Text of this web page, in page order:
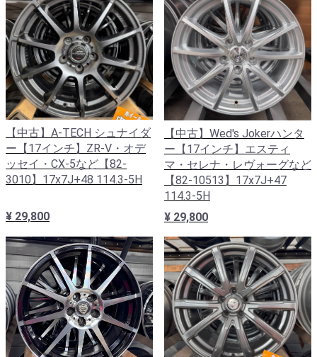
【中古】A-TECH シュナイダ
ー【17インチ】ZR-V・オデ
ッセイ・CX-5など【82-
3010】17x7J+48 114.3-5H
¥ 29,800
【中古】Wed's Jokerハンタ
ー【17インチ】エスティ
マ・セレナ・レヴォーグなど
【82-10513】17x7J+47
114.3-5H
¥ 29,800